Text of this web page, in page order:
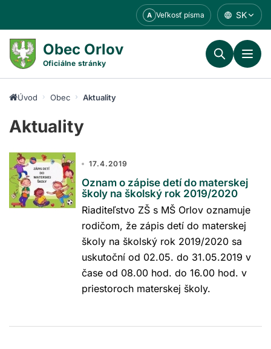
obsahu
A Veľkosť písma SK
Obec Orlov
Oficiálne stránky
Úvod Obec Aktuality
Aktuality
17.4.2019
Oznam o zápise detí do materskej
školy na školský rok 2019/2020
Riaditeľstvo ZŠ s MŠ Orlov oznamuje
rodičom, že zápis detí do materskej
školy na školský rok 2019/2020 sa
uskutoční od 02.05. do 31.05.2019 v
čase od 08.00 hod. do 16.00 hod. v
priestoroch materskej školy.